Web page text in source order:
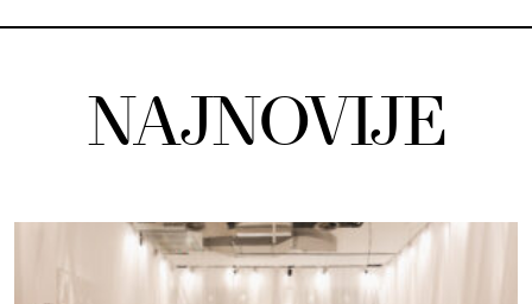
NAJNOVIJE